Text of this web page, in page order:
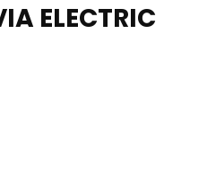
ELECTRIC